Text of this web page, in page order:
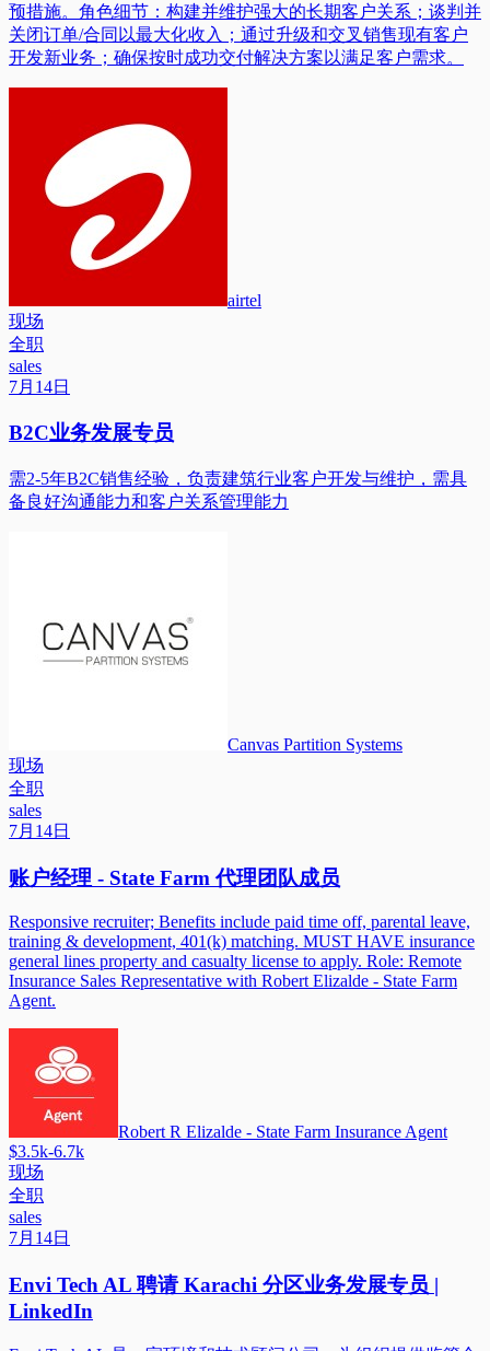
预措施。角色细节：构建并维护强大的长期客户关系；谈判并
关闭订单/合同以最大化收入；通过升级和交叉销售现有客户
开发新业务；确保按时成功交付解决方案以满足客户需求。
airtel
现场
全职
sales
7月14日
B2C业务发展专员
需2-5年B2C销售经验，负责建筑行业客户开发与维护，需具
备良好沟通能力和客户关系管理能力
Canvas Partition Systems
现场
全职
sales
7月14日
账户经理 - State Farm 代理团队成员
Responsive recruiter; Benefits include paid time off, parental leave,
training & development, 401(k) matching. MUST HAVE insurance
general lines property and casualty license to apply. Role: Remote
Insurance Sales Representative with Robert Elizalde - State Farm
Agent.
Robert R Elizalde - State Farm Insurance Agent
$3.5k-6.7k
现场
全职
sales
7月14日
Envi Tech AL 聘请 Karachi 分区业务发展专员 |
LinkedIn